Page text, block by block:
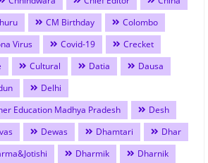
CM Birthday
Colombo
Virus Covid-19
Crecket
Cultural Datia
Dausa
Delhi
Education Madhya Pradesh
Desh
Dewas Dhamtari
Dhar
Dharmik Dharnik